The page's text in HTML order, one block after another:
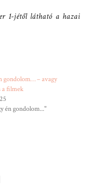
1-jétől látható a hazai
gondolom… – avagy
a filmek
én gondolom..."